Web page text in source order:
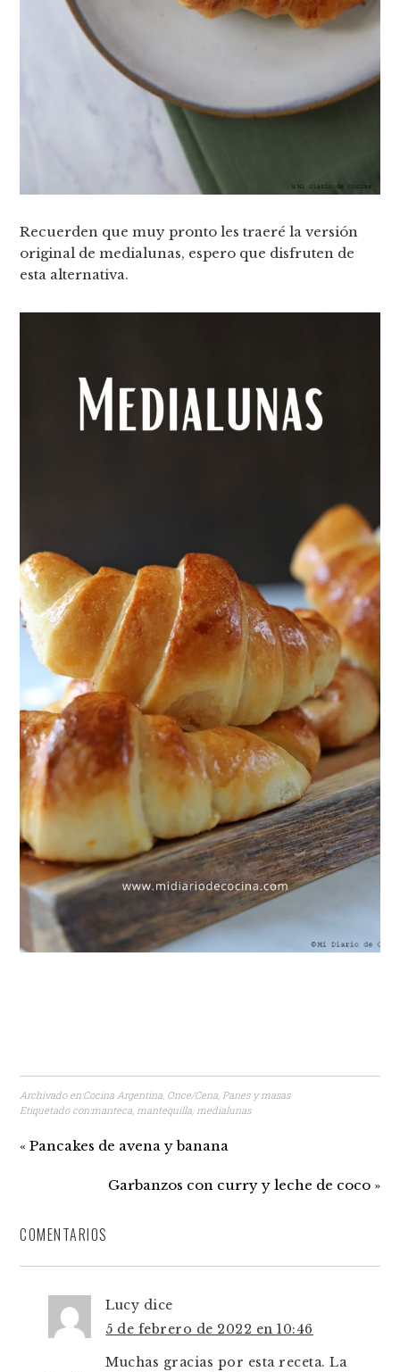
Recuerden que muy pronto les traeré la versión
original de medialunas, espero que disfruten de
esta alternativa.
Archivado en:Cocina Argentina, Once/Cena,Panes y masas
Etiquetado con:manteca,mantequilla,medialunas
« Pancakes de avena y banana
Garbanzos con curry y leche de coco »
COMENTARIOS
Lucy dice
5 de febrero de 2022 en 10:46
Muchas gracias por esta receta. La